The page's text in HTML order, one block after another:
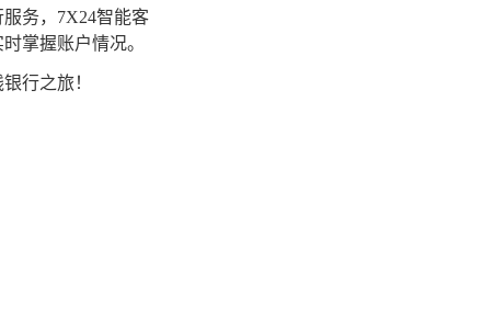
务，7X24智能客
掌握账户情况。
行之旅！